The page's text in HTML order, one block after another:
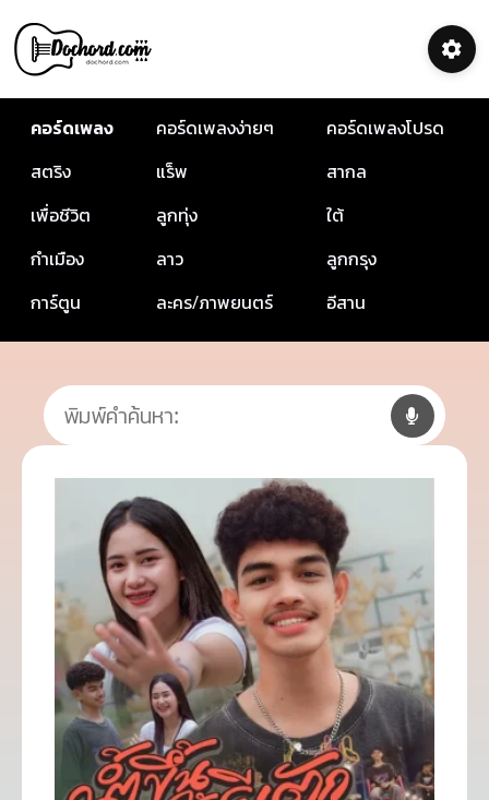
คอร์ดเพลง คอร์ดเพลงง่ายๆ
คอร์ดเพลงโปรด
สตริง
แร็พ
สากล
เพื่อชีวิต
ลูกทุ่ง
ใต้
กำเมือง
ลาว
ลูกกรุง
การ์ตูน
ละคร/ภาพยนตร์ อีสาน